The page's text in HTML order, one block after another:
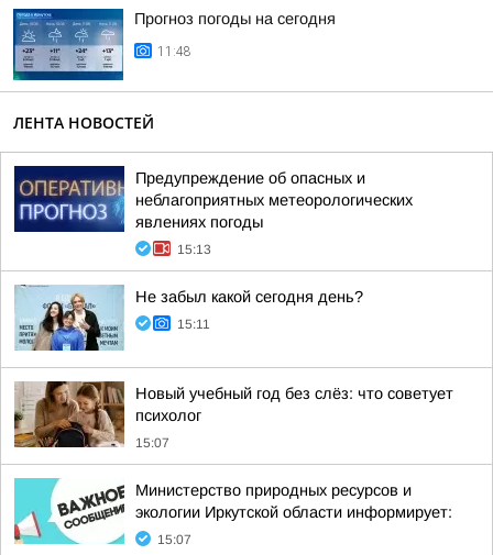
Прогноз погоды на сегодня
11:48
ЛЕНТА НОВОСТЕЙ
Предупреждение об опасных и
неблагоприятных метеорологических
явлениях погоды
15:13
Не забыл какой сегодня день?
15:11
Новый учебный год без слёз: что советует
психолог
15:07
Министерство природных ресурсов и
экологии Иркутской области информирует:
15:07